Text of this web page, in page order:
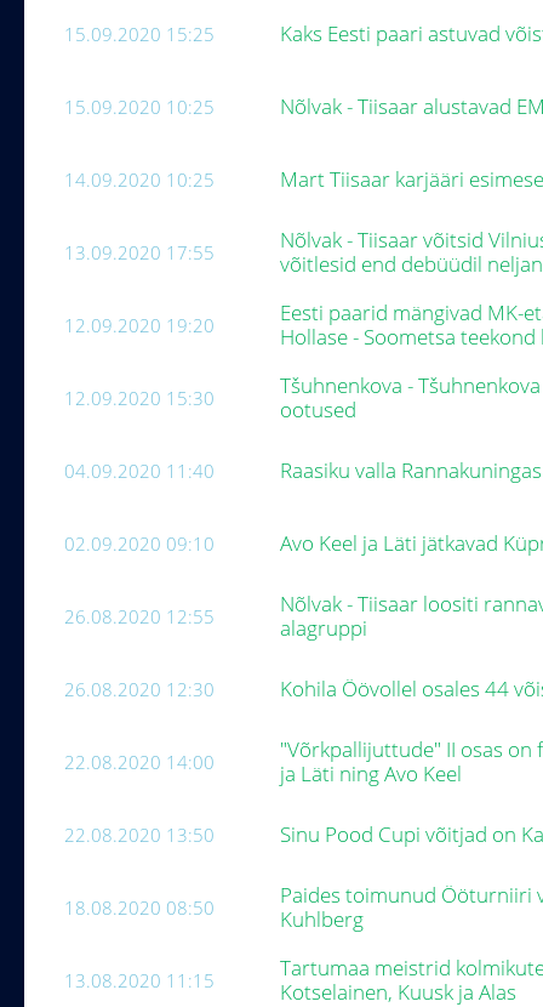
15.09.2020 15:25 Kaks Eesti paari astuvad
15.09.2020 10:25 Nõlvak - Tiisaar alustavad
14.09.2020 10:25 Mart Tiisaar karjääri
13.09.2020 17:55
Nõlvak - Tiisaar võitsid
võitlesid end debüüdil
12.09.2020 19:20
Eesti paarid mängivad MK-
Hollase - Soometsa
12.09.2020 15:30
Tšuhnenkova -
ootused
04.09.2020 11:40 Raasiku valla
02.09.2020 09:10 Avo Keel ja Läti jätkavad
26.08.2020 12:55
Nõlvak - Tiisaar loositi
alagruppi
26.08.2020 12:30 Kohila Öövollel osales 44
22.08.2020 14:00
"Võrkpallijuttude" II osas on
ja Läti ning Avo Keel
22.08.2020 13:50 Sinu Pood Cupi võitjad on
18.08.2020 08:50
Paides toimunud Ööturniiri
Kuhlberg
13.08.2020 11:15
Tartumaa meistrid
Kotselainen, Kuusk ja Alas